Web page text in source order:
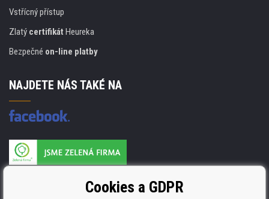
Vstřícný přístup
Zlatý certifikát Heureka
Bezpečné on-line platby
NAJDETE NÁS TAKÉ NA
ISO 9001. ISO 14001 a STMC.Cookies a GDPR